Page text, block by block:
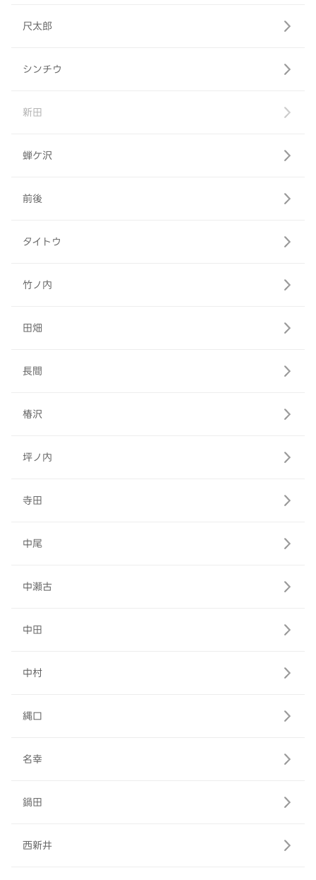
尺太郎
シンチウ
新田
蝉ケ沢
前後
タイトウ
竹ノ内
田畑
長間
椿沢
坪ノ内
寺田
中尾
中瀬古
中田
中村
縄口
名幸
鍋田
西新井